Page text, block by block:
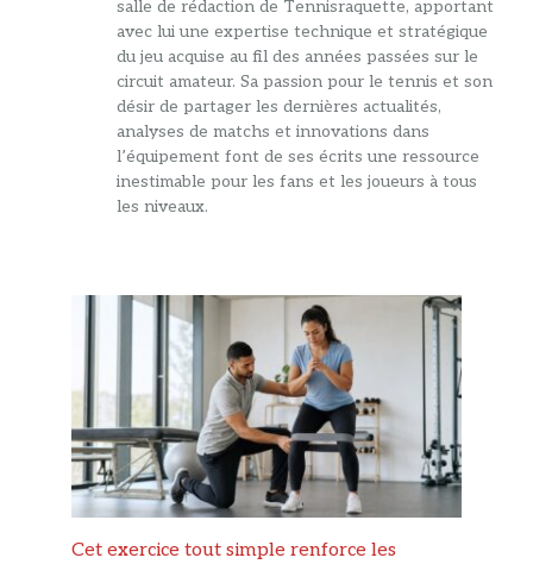
salle de rédaction de Tennisraquette, apportant
avec lui une expertise technique et stratégique
du jeu acquise au fil des années passées sur le
circuit amateur. Sa passion pour le tennis et son
désir de partager les dernières actualités,
analyses de matchs et innovations dans
l’équipement font de ses écrits une ressource
inestimable pour les fans et les joueurs à tous
les niveaux.
Cet exercice tout simple renforce les